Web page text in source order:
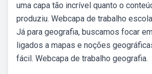
uma capa tão incrível quanto o
produziu. Webcapa de trabalho
Já para geografia, buscamos focar
ligados a mapas e noções
fácil. Webcapa de trabalho geografia.